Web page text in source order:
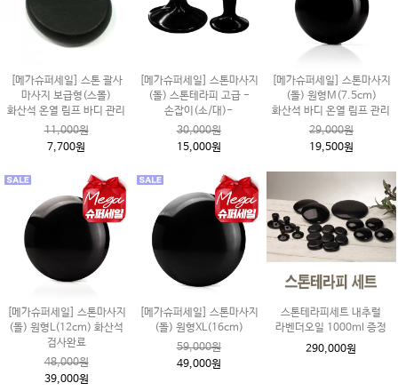
[메가슈퍼세일] 스톤 괄사
마사지 보급형(스몰)
화산석 온열 림프 바디 관리
11,000원
7,700원
[메가슈퍼세일] 스톤마사지
(돌) 스톤테라피 고급 -
손잡이(소/대)-
30,000원
15,000원
[메가슈퍼세일] 스톤마사지
(돌) 원형M(7.5cm)
화산석 바디 온열 림프 관리
29,000원
19,500원
[메가슈퍼세일] 스톤마사지
(돌) 원형L(12cm) 화산석
검사완료
48,000원
39,000원
[메가슈퍼세일] 스톤마사지
(돌) 원형XL(16cm)
59,000원
49,000원
스톤테라피세트 내추럴
라벤더오일 1000ml 증정
290,000원